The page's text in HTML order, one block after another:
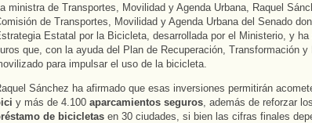
ministra de Transportes, Movilidad y Agenda Urbana, Raquel
de Transportes, Movilidad y Agenda Urbana del Senado
Estatal por la Bicicleta, desarrollada por el Ministerio, y
que, con la ayuda del Plan de Recuperación, Transformación
para impulsar el uso de la bicicleta.
Sánchez ha afirmado que esas inversiones permitirán
y más de 4.100 aparcamientos seguros , además de reforzar los
de bicicletas en 30 ciudades, si bien las cifras finales